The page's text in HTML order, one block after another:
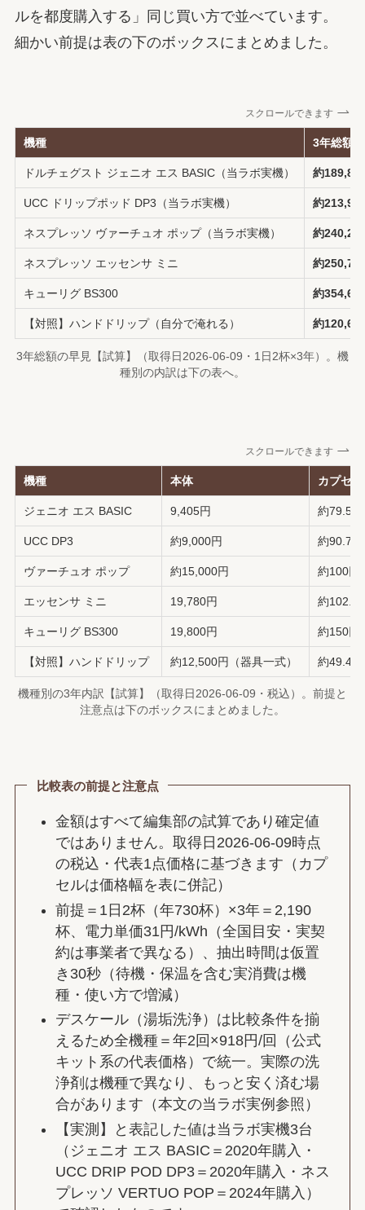
ルを都度購入する」同じ買い方で並べています。
細かい前提は表の下のボックスにまとめました。
スクロールできます
機種 3年総額
ドルチェグスト ジェニオ エス BASIC（当ラボ実機） 約
UCC ドリップポッド DP3（当ラボ実機） 約
ネスプレッソ ヴァーチュオ ポップ（当ラボ実機） 約
ネスプレッソ エッセンサ ミニ 約
キューリグ BS300 約
【対照】ハンドドリップ（自分で淹れる） 約
3年総額の早見【試算】（取得日2026-06-09・1日2杯×3年）。機
種別の内訳は下の表へ。
スクロールできます
機種 本体 カプセ
ジェニオ エス BASIC 9,405円 約79.5
UCC DP3 約9,000円 約90.7
ヴァーチュオ ポップ 約15,000円 約100円
エッセンサ ミニ 19,780円 約102.6
キューリグ BS300 19,800円 約150円
【対照】ハンドドリップ 約12,500円（器具一式） 約49.4
機種別の3年内訳【試算】（取得日2026-06-09・税込）。前提と
注意点は下のボックスにまとめました。
比較表の前提と注意点
金額はすべて編集部の試算であり確定値
ではありません。取得日2026-06-09時点
の税込・代表1点価格に基づきます（カプ
セルは価格幅を表に併記）
前提＝1日2杯（年730杯）×3年＝2,190
杯、電力単価31円/kWh（全国目安・実契
約は事業者で異なる）、抽出時間は仮置
き30秒（待機・保温を含む実消費は機
種・使い方で増減）
デスケール（湯垢洗浄）は比較条件を揃
えるため全機種＝年2回×918円/回（公式
キット系の代表価格）で統一。実際の洗
浄剤は機種で異なり、もっと安く済む場
合があります（本文の当ラボ実例参照）
【実測】と表記した値は当ラボ実機3台
（ジェニオ エス BASIC＝2020年購入・
UCC DRIP POD DP3＝2020年購入・ネス
プレッソ VERTUO POP＝2024年購入）